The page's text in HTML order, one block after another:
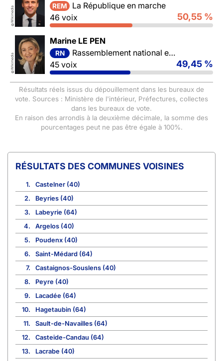
©
Wikimedia REM
La République en marche
46 voix
50,55 %
©
Wikimedia
Marine LE PEN
RN
Rassemblement national et ses alliés
45 voix
49,45 %
Résultats réels issus du dépouillement dans les bureaux de
vote. Sources : Ministère de l'intérieur, Préfectures, collectes
dans les bureaux de vote.
En raison des arrondis à la deuxième décimale, la somme des
pourcentages peut ne pas être égale à 100%.
COMMUNES VOISINES
1.
Castelner (40)
2.
Beyries (40)
3.
Labeyrie (64)
4.
Argelos (40)
5.
Poudenx (40)
6.
Saint-Médard (64)
7.
Castaignos-Souslens (40)
8.
Peyre (40)
9.
Lacadée (64)
10.
Hagetaubin (64)
11.
Sault-de-Navailles (64)
12.
Casteide-Candau (64)
13.
Lacrabe (40)